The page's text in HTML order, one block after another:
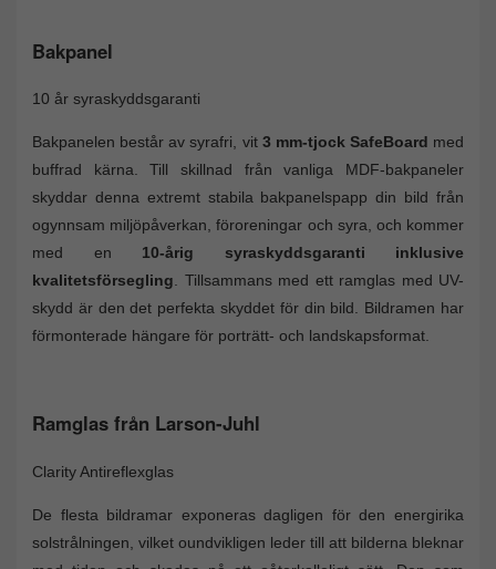
Bakpanel
10 år syraskyddsgaranti
Bakpanelen består av syrafri, vit3 mm-tjock SafeBoard med
buffrad kärna. Till skillnad från vanliga MDF-bakpaneler
skyddar denna extremt stabila bakpanelspapp din bild från
ogynnsam miljöpåverkan, föroreningar och syra, och kommer
med en 10-årig syraskyddsgaranti inklusive
kvalitetsförsegling. Tillsammans med ett ramglas med UV-
skydd är den det perfekta skyddet för din bild. Bildramen har
förmonterade hängare för porträtt- och landskapsformat.
Ramglas från Larson-Juhl
Clarity Antireflexglas
De flesta bildramar exponeras dagligen för den energirika
solstrålningen, vilket oundvikligen leder till att bilderna bleknar